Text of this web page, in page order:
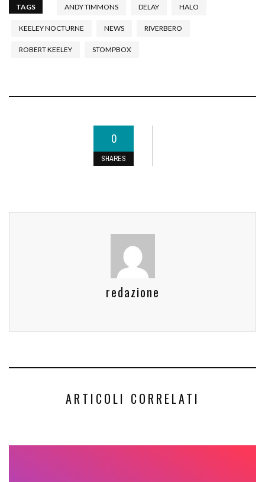
TAGS ANDY TIMMONS DELAY HALO
KEELEY NOCTURNE NEWS RIVERBERO
ROBERT KEELEY STOMPBOX
0
SHARES
redazione
ARTICOLI CORRELATI